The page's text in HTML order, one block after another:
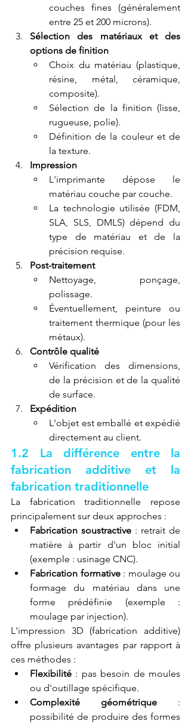
couches fines (généralement
entre 25 et 200 microns).
Sélection des matériaux et des
options de finition
Choix du matériau (plastique,
résine, métal, céramique,
composite).
Sélection de la finition (lisse,
rugueuse, polie).
Définition de la couleur et de
la texture.
Impression
L'imprimante dépose le
matériau couche par couche.
La technologie utilisée (FDM,
SLA, SLS, DMLS) dépend du
type de matériau et de la
précision requise.
Post-traitement
Nettoyage, ponçage,
polissage.
Éventuellement, peinture ou
traitement thermique (pour les
métaux).
Contrôle qualité
Vérification des dimensions,
de la précision et de la qualité
de surface.
Expédition
L'objet est emballé et expédié
directement au client.
1.2 La différence entre la
fabrication additive et la
fabrication traditionnelle
La fabrication traditionnelle repose
principalement sur deux approches :
Fabrication soustractive : retrait de
matière à partir d'un bloc initial
(exemple : usinage CNC).
Fabrication formative : moulage ou
formage du matériau dans une
forme prédéfinie (exemple :
moulage par injection).
L'impression 3D (fabrication additive)
offre plusieurs avantages par rapport à
ces méthodes :
Flexibilité : pas besoin de moules
ou d'outillage spécifique.
Complexité géométrique :
possibilité de produire des formes